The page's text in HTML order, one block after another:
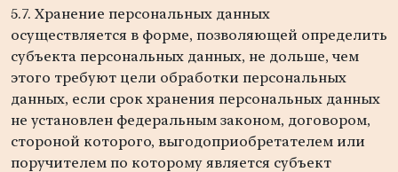
5.7. Хранение персональных данных
осуществляется в форме, позволяющей определить
субъекта персональных данных, не дольше, чем
этого требуют цели обработки персональных
данных, если срок хранения персональных данных
не установлен федеральным законом, договором,
стороной которого, выгодоприобретателем или
поручителем по которому является субъект